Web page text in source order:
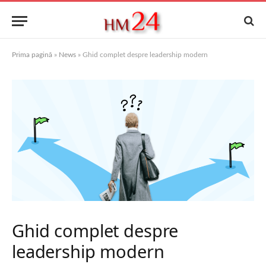
Prima pagină » News » Ghid complet despre leadership modern
Ghid complet despre
leadership modern